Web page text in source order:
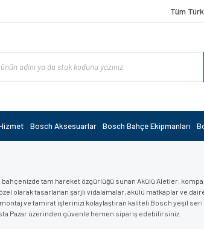
Tüm
Bosch Aksesuarlar Bosch Bahçe Ekipmanları
tam hareket özgürlüğü sunan Akülü Aletler,
olarak tasarlanan şarjlı vidalamalar, akülü matkaplar ve
ve tamirat işlerinizi kolaylaştıran kaliteli Bosch yeşil
Pazar üzerinden güvenle hemen sipariş edebilirsiniz.